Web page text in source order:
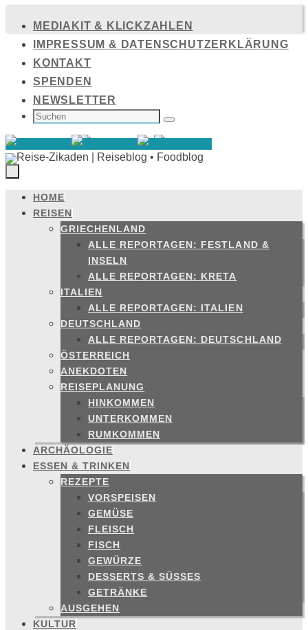
Inhalt
springen
MEDIAKIT & KLICKZAHLEN
IMPRESSUM & DATENSCHUTZERKLÄRUNG
KONTAKT
SPENDEN
NEWSLETTER
SUCHEN
NACH: Suchen
Zum
Inhalt
springen
HOME
REISEN
GRIECHENLAND
ALLE REPORTAGEN: FESTLAND &
INSELN
ALLE REPORTAGEN: KRETA
ITALIEN
ALLE REPORTAGEN: ITALIEN
DEUTSCHLAND
ALLE REPORTAGEN: DEUTSCHLAND
ÖSTERREICH
ANEKDOTEN
REISEPLANUNG
HINKOMMEN
UNTERKOMMEN
RUMKOMMEN
ARCHÄOLOGIE
ESSEN & TRINKEN
REZEPTE
VORSPEISEN
GEMÜSE
FLEISCH
FISCH
GEWÜRZE
DESSERTS & SÜSSES
GETRÄNKE
AUSGEHEN
KULTUR